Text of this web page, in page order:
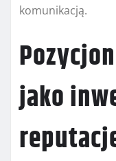
komunikacją.
jako